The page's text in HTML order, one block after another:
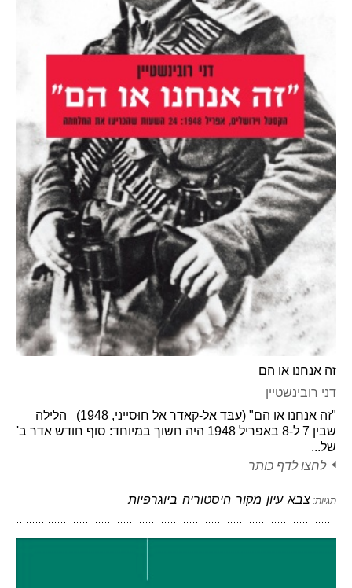
זה אנחנו או הם
דני רובינשטיין
"זה אנחנו או הם" (עבּד אל-קאדר אל חוּסייני, 1948) הלילה
שבין 7 ל-8 באפריל 1948 היה חשוך במיוחד: סוף חודש אדר ב'
של...
לחצו לדף כותר
תגיות: צבא עיון מקור היסטוריה ביוגרפיות